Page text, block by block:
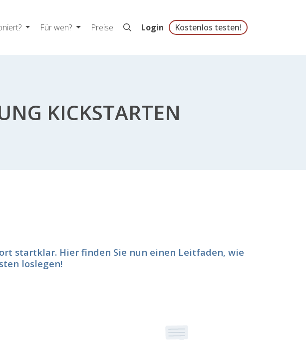
Für wen? Preise Login Kostenlos testen!
KICKSTARTEN
startklar. Hier finden Sie nun einen Leitfaden, wie
loslegen!